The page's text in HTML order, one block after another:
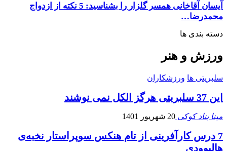
آیسان آقاخانی همسر گلزار را بشناسید: 5 نکته از ازدواج
محمدرضا…
دسته بندی ها
ورزش و هنر
سلبریتی ها ورزشکاران
این 37 سلبریتی هرگز الکل نمی نوشند
مینا بناد کوکی 20 شهریور 1401
7 درس کارآفرینی از تام هنکس سوپراستار نخبه‌ی
هالیوودی